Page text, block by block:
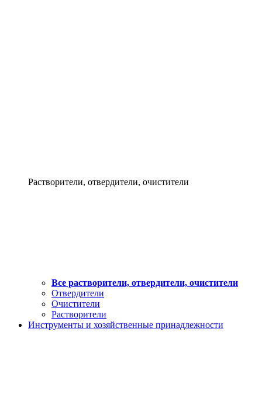
Растворители, отвердители, очистители
Все растворители, отвердители, очистители
Отвердители
Очистители
Растворители
Инструменты и хозяйственные принадлежности